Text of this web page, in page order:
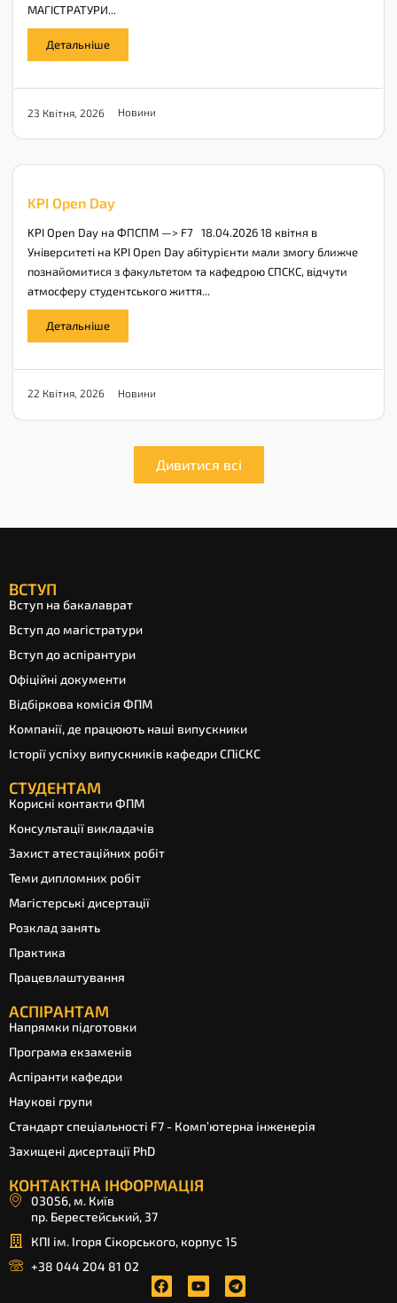
23 Квітня, 2026 Новини
МАГІСТРАТУРИ...
Детальніше
KPI Open Day
22 Квітня, 2026 Новини
KPI Open Day на ФПСПМ —> F7 18.04.2026 18 квітня в
Університеті на КPI Open Day абітурієнти мали змогу ближче
познайомитися з факультетом та кафедрою СПСКС, відчути
атмосферу студентського життя...
Детальніше
Дивитися всі
ВСТУП
Вступ на бакалаврат
Вступ до магістратури
Вступ до аспірантури
Офіційні документи
Відбіркова комісія ФПМ
Компанії, де працюють наші випускники
Історії успіху випускників кафедри СПіСКС
СТУДЕНТАМ
Корисні контакти ФПМ
Консультації викладачів
Захист атестаційних робіт
Теми дипломних робіт
Магістерські дисертації
Розклад занять
Практика
Працевлаштування
АСПІРАНТАМ
Напрямки підготовки
Програма екзаменів
Аспіранти кафедри
Наукові групи
Стандарт спеціальності F7 - Комп’ютерна інженерія
Захищені дисертації PhD
КОНТАКТНА ІНФОРМАЦІЯ
03056, м. Київ
пр. Берестейський, 37
КПІ ім. Ігоря Сікорського, корпус 15
+38 044 204 81 02